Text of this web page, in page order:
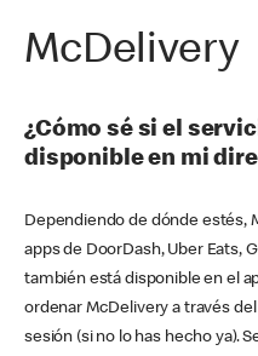
McDelivery
¿Cómo sé si el
disponible en mi
Dependiendo de dónde estés,
apps de DoorDash, Uber Eats,
también está disponible en el
ordenar McDelivery a través
sesión (si no lo has hecho ya).